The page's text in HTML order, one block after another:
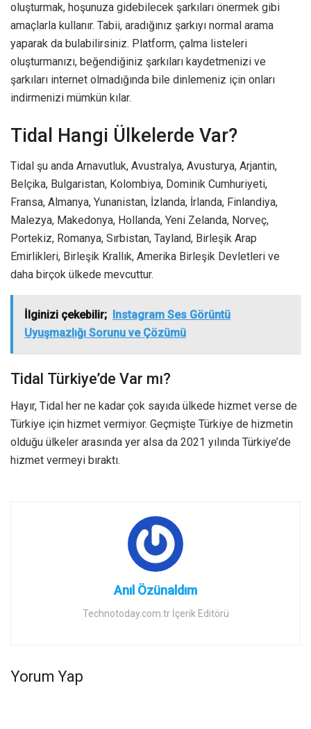
oluşturmak, hoşunuza gidebilecek şarkıları önermek gibi
amaçlarla kullanır. Tabii, aradığınız şarkıyı normal arama
yaparak da bulabilirsiniz. Platform, çalma listeleri
oluşturmanızı, beğendiğiniz şarkıları kaydetmenizi ve
şarkıları internet olmadığında bile dinlemeniz için onları
indirmenizi mümkün kılar.
Tidal Hangi Ülkelerde Var?
Tidal şu anda Arnavutluk, Avustralya, Avusturya, Arjantin,
Belçika, Bulgaristan, Kolombiya, Dominik Cumhuriyeti,
Fransa, Almanya, Yunanistan, İzlanda, İrlanda, Finlandiya,
Malezya, Makedonya, Hollanda, Yeni Zelanda, Norveç,
Portekiz, Romanya, Sırbistan, Tayland, Birleşik Arap
Emirlikleri, Birleşik Krallık, Amerika Birleşik Devletleri ve
daha birçok ülkede mevcuttur.
İlginizi çekebilir;
Instagram Ses Görüntü
Uyuşmazlığı Sorunu ve Çözümü
Tidal Türkiye’de Var mı?
Hayır, Tidal her ne kadar çok sayıda ülkede hizmet verse de
Türkiye için hizmet vermiyor. Geçmişte Türkiye de hizmetin
olduğu ülkeler arasında yer alsa da 2021 yılında Türkiye’de
hizmet vermeyi bıraktı.
Anıl Özünaldım
Technotoday.com.tr İçerik Editörü
Yorum Yap